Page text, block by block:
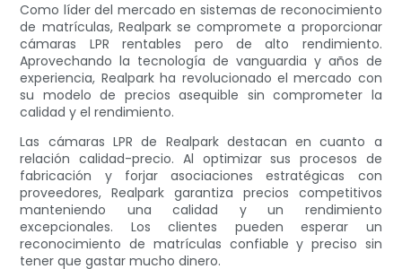
Como líder del mercado en sistemas de reconocimiento
de matrículas, Realpark se compromete a proporcionar
cámaras LPR rentables pero de alto rendimiento.
Aprovechando la tecnología de vanguardia y años de
experiencia, Realpark ha revolucionado el mercado con
su modelo de precios asequible sin comprometer la
calidad y el rendimiento.
Las cámaras LPR de Realpark destacan en cuanto a
relación calidad-precio. Al optimizar sus procesos de
fabricación y forjar asociaciones estratégicas con
proveedores, Realpark garantiza precios competitivos
manteniendo una calidad y un rendimiento
excepcionales. Los clientes pueden esperar un
reconocimiento de matrículas confiable y preciso sin
tener que gastar mucho dinero.